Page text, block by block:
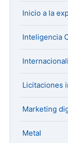
Inicio a la
Inteligencia
Licitaciones
Marketing
Metal